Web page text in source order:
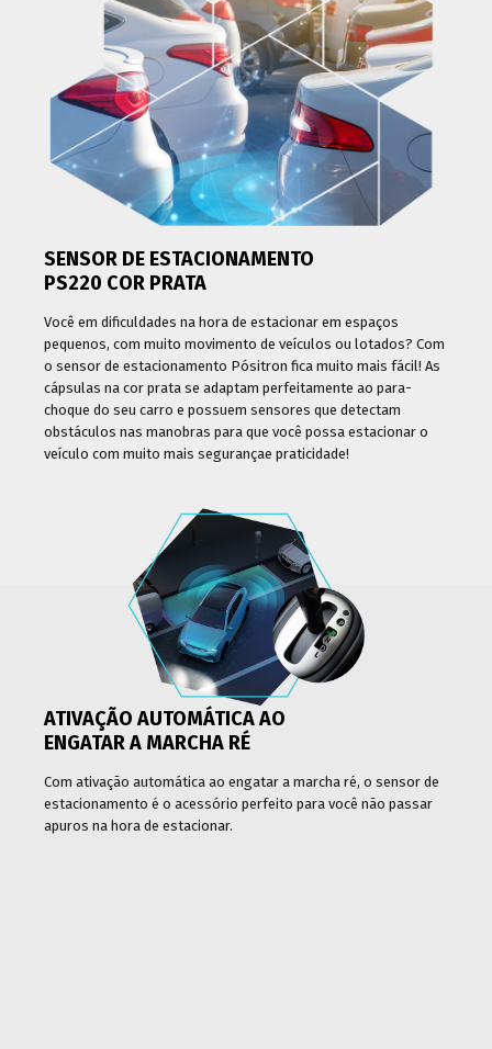
SENSOR DE ESTACIONAMENTO
PS220 COR PRATA
Você em dificuldades na hora de estacionar em espaços
pequenos, com muito movimento de veículos ou lotados? Com
o sensor de estacionamento Pósitron fica muito mais fácil! As
cápsulas na cor prata se adaptam perfeitamente ao para-
choque do seu carro e possuem sensores que detectam
obstáculos nas manobras para que você possa estacionar o
veículo com muito mais segurançae praticidade!
ATIVAÇÃO AUTOMÁTICA AO
ENGATAR A MARCHA RÉ
Com ativação automática ao engatar a marcha ré, o sensor de
estacionamento é o acessório perfeito para você não passar
apuros na hora de estacionar.